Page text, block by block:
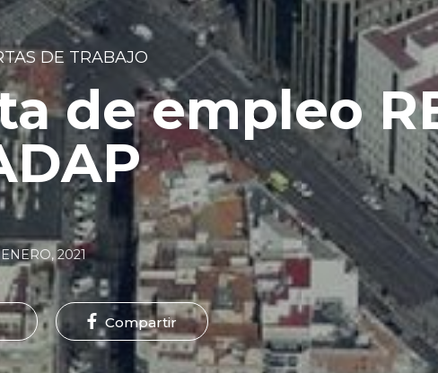
DE TRABAJO
de empleo
ENERO, 2021
Compartir